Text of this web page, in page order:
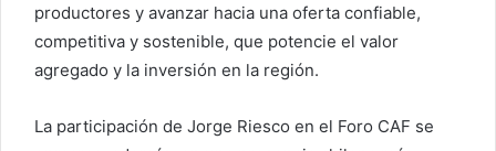
productores y avanzar hacia una oferta confiable,
competitiva y sostenible, que potencie el valor
agregado y la inversión en la región.
La participación de Jorge Riesco en el Foro CAF se